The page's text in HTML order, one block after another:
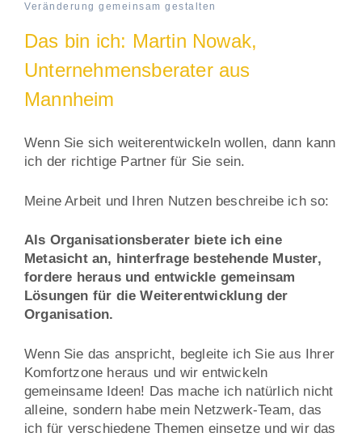
Veränderung gemeinsam gestalten
Das bin ich: Martin Nowak,
Unternehmensberater aus
Mannheim
Wenn Sie sich weiterentwickeln wollen, dann kann
ich der richtige Partner für Sie sein.
Meine Arbeit und Ihren Nutzen beschreibe ich so:
Als Organisationsberater biete ich eine
Metasicht an, hinterfrage bestehende Muster,
fordere heraus und entwickle gemeinsam
Lösungen für die Weiterentwicklung der
Organisation.
Wenn Sie das anspricht, begleite ich Sie aus Ihrer
Komfortzone heraus und wir entwickeln
gemeinsame Ideen! Das mache ich natürlich nicht
alleine, sondern habe mein Netzwerk-Team, das
ich für verschiedene Themen einsetze und wir das